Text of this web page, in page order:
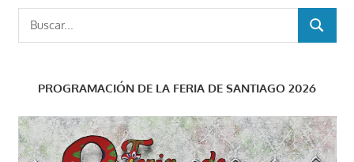
Buscar:
BUSCAR
PROGRAMACIÓN DE LA FERIA DE SANTIAGO 2026